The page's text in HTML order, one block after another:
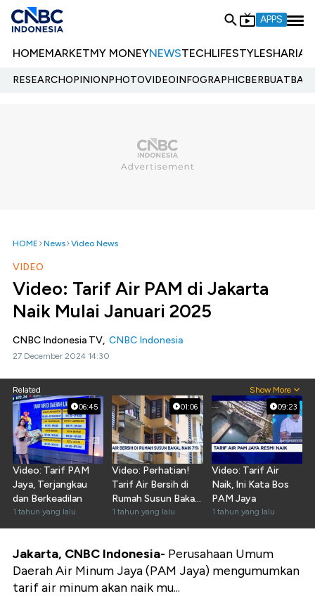
APPS
HOMEMARKETMY MONEYNEWSTECHLIFESTYLESHARIA
RESEARCHOPINIONPHOTOVIDEOINFOGRAPHIC
HOME News Video News
VIDEO
Video: Tarif Air PAM di Jakarta
Naik Mulai Januari 2025
CNBC Indonesia TV, CNBC Indonesia
27 December 2024 14:30
Related Show More
06:45
Video: Tarif PAM
Jaya, Terjangkau
dan Berkeadilan
1 tahun yang lalu
01:06
Video: Perhatian!
Tarif Air Bersih di
Rumah Susun Bakal
Naik 71%
1 tahun yang lalu
09:23
Video: Tarif Air
Naik, Ini Kata Bos
PAM Jaya
1 tahun yang lalu
Jakarta, CNBC Indonesia- Perusahaan Umum
Daerah Air Minum Jaya (PAM Jaya) mengumumkan
tarif air minum akan naik mu...